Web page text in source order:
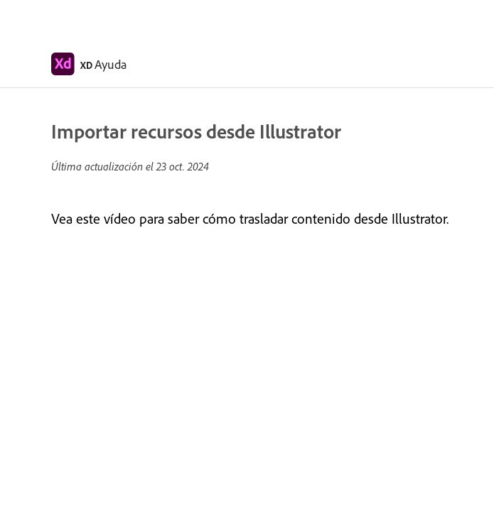
XDAyuda
Importar recursos desde Illustrator
Última actualización el23 oct. 2024
Vea este vídeo para saber cómo trasladar contenido desde Illustrator.